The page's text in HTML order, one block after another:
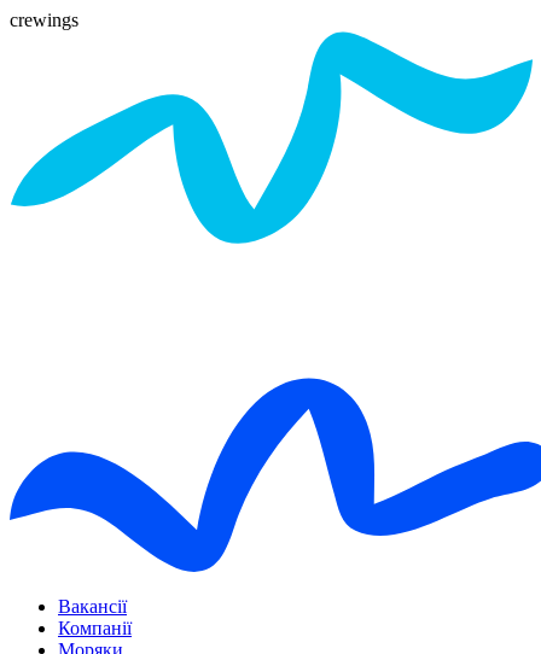
crewings
Вакансії
Компанії
Моряки